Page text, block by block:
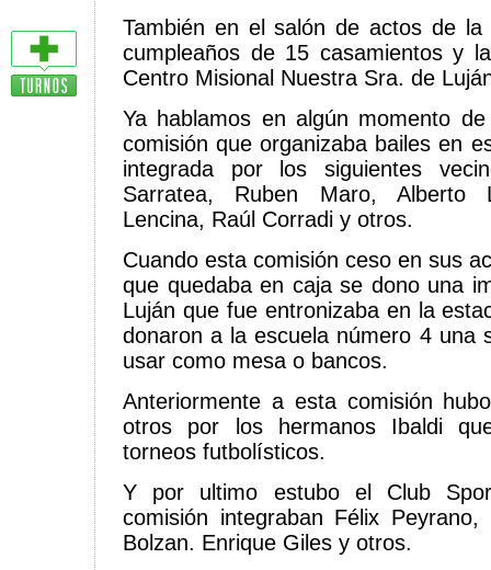
También en el salón de actos de la
cumpleaños de 15 casamientos y
Centro Misional Nuestra Sra. de
Ya hablamos en algún momento
comisión que organizaba bailes en
integrada por los siguientes
Sarratea, Ruben Maro, Alberto
Lencina, Raúl Corradi y otros.
Cuando esta comisión ceso en sus
que quedaba en caja se dono una
Luján que fue entronizaba en la
donaron a la escuela número 4 una
usar como mesa o bancos.
Anteriormente a esta comisión
otros por los hermanos Ibaldi
torneos futbolísticos.
Y por ultimo estubo el Club
comisión integraban Félix
Bolzan. Enrique Giles y otros.